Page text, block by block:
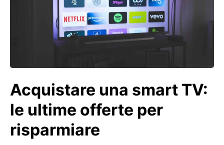
Acquistare una smart TV:
le ultime offerte per
risparmiare